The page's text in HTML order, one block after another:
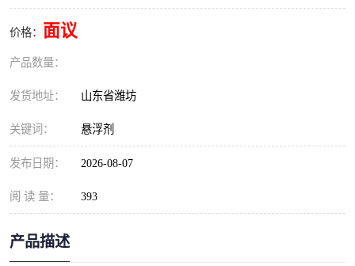
价格： 面议
产品数量：
发货地址： 山东省潍坊
关键词： 悬浮剂
发布日期： 2026-08-07
阅 读 量： 393
产品描述